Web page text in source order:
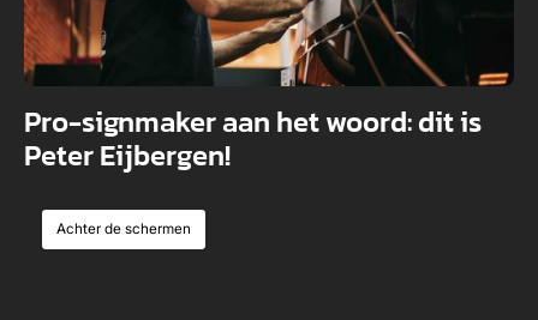
Pro-signmaker aan het woord: dit is
Peter Eijbergen!
Achter de schermen